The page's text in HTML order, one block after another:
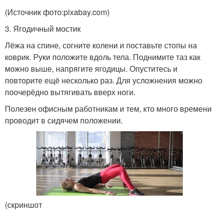
(Источник фото:pixabay.com)
3. Ягодичный мостик
Лёжа на спине, согните колени и поставьте стопы на
коврик. Руки положите вдоль тела. Поднимите таз как
можно выше, напрягите ягодицы. Опуститесь и
повторите ещё несколько раз. Для усложнения можно
поочерёдно вытягивать вверх ноги.
Полезен офисным работникам и тем, кто много времени
проводит в сидячем положении.
(скриншот